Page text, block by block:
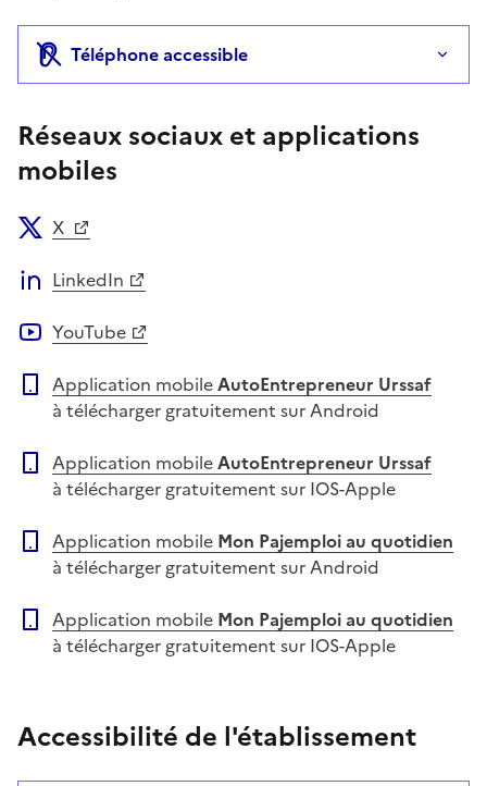
Téléphone accessible
Réseaux sociaux et applications
mobiles
X
LinkedIn
YouTube
Application mobileAutoEntrepreneur Urssaf
à télécharger gratuitement sur Android
Application mobileAutoEntrepreneur Urssaf
à télécharger gratuitement sur IOS-Apple
Application mobile Mon Pajemploi au quotidien
à télécharger gratuitement sur Android
Application mobile Mon Pajemploi au quotidien
à télécharger gratuitement sur IOS-Apple
Accessibilité de l'établissement